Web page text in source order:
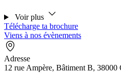
Voir plus
Télécharge ta brochure
Viens à nos évènements
Adresse
12 rue Ampère, Bâtiment B, 38000